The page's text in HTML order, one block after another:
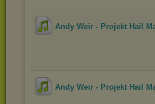
Andy Weir - Projekt Hail
Andy Weir - Projekt Hail